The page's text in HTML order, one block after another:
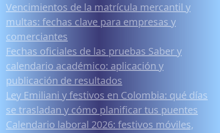
Vencimientos de la matrícula mercantil y
multas: fechas clave para empresas y
comerciantes
Fechas oficiales de las pruebas Saber y
calendario académico: aplicación y
publicación de resultados
Ley Emiliani y festivos en Colombia: qué días
se trasladan y cómo planificar tus puentes
Calendario laboral 2026: festivos móviles,